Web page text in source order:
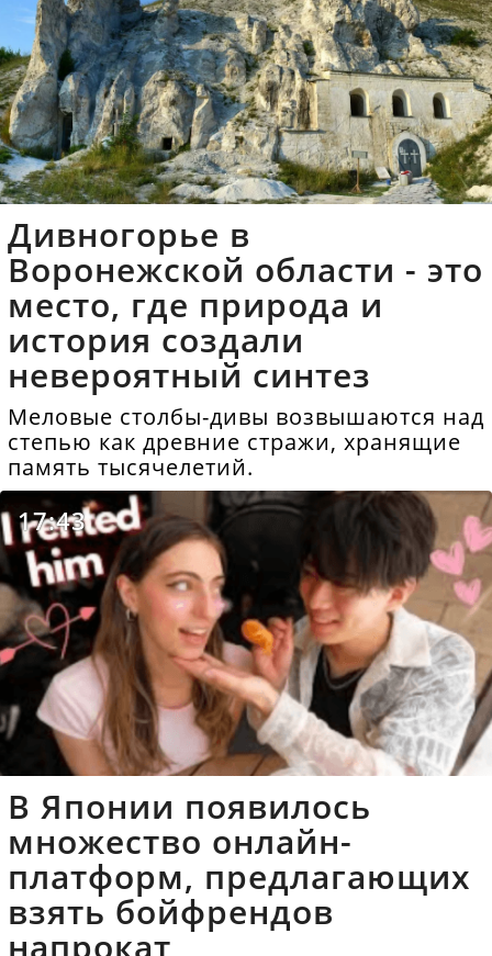
Дивногорье в
Воронежской области - это
место, где природа и
история создали
невероятный синтез
Меловые столбы-дивы возвышаются над
степью как древние стражи, хранящие
память тысячелетий.
17:43
В Японии появилось
множество онлайн-
платформ, предлагающих
взять бойфрендов
напрокат